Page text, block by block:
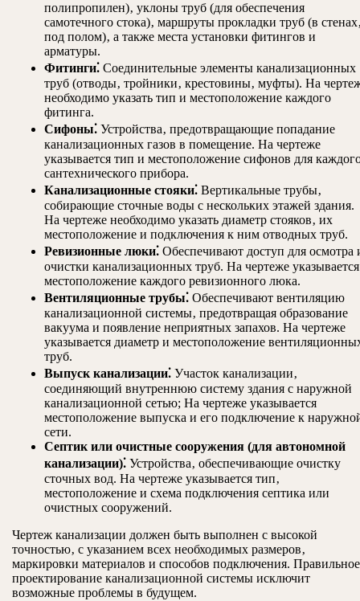
полипропилен)‚ уклоны труб (для обеспечения
самотечного стока)‚ маршруты прокладки труб (в
под полом)‚ а также места установки фитингов и
арматуры.
Фитинги⁚ Соединительные элементы канализационных
труб (отводы‚ тройники‚ крестовины‚ муфты). На
необходимо указать тип и местоположение каждого
фитинга.
Сифоны⁚ Устройства‚ предотвращающие попадание
канализационных газов в помещение. На чертеже
указывается тип и местоположение сифонов для
сантехнического прибора.
Канализационные стояки⁚ Вертикальные трубы‚
собирающие сточные воды с нескольких этажей здания.
На чертеже необходимо указать диаметр стояков‚ их
местоположение и подключения к ним отводных труб.
Ревизионные люки⁚ Обеспечивают доступ для осмотра
очистки канализационных труб. На чертеже указывается
местоположение каждого ревизионного люка.
Вентиляционные трубы⁚ Обеспечивают вентиляцию
канализационной системы‚ предотвращая образование
вакуума и появление неприятных запахов. На чертеже
указывается диаметр и местоположение
труб.
Выпуск канализации⁚ Участок канализации‚
соединяющий внутреннюю систему здания с наружной
канализационной сетью; На чертеже указывается
местоположение выпуска и его подключение к
сети.
Септик или очистные сооружения (для автономной
канализации)⁚ Устройства‚ обеспечивающие очистку
сточных вод. На чертеже указывается тип‚
местоположение и схема подключения септика или
очистных сооружений.
Чертеж канализации должен быть выполнен с высокой
точностью‚ с указанием всех необходимых размеров‚
маркировки материалов и способов подключения. Правильное
проектирование канализационной системы исключит
возможные проблемы в будущем.